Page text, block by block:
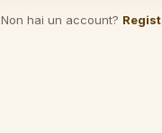
Non hai un account?